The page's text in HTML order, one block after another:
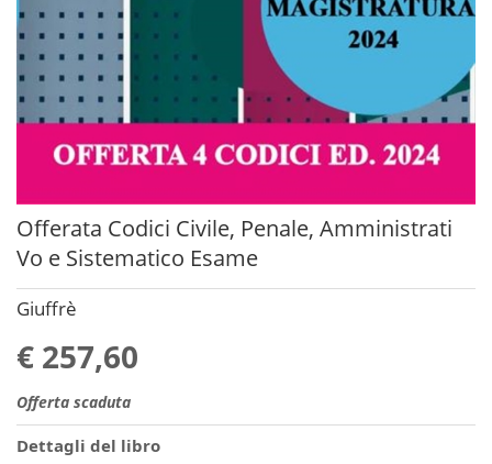
Offerata Codici Civile, Penale, Amministrati
Vo e Sistematico Esame
Giuffrè
€ 257,60
Offerta scaduta
Dettagli del libro